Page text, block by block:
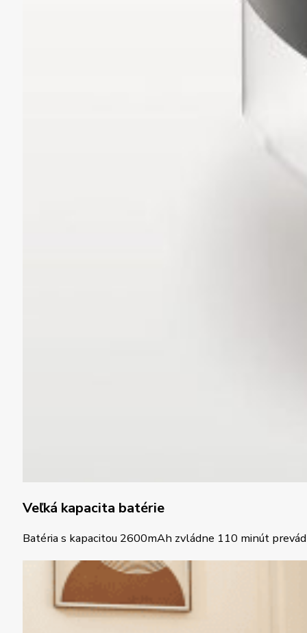
Veľká kapacita batérie
Batéria s kapacitou 2600mAh zvládne 110 minút